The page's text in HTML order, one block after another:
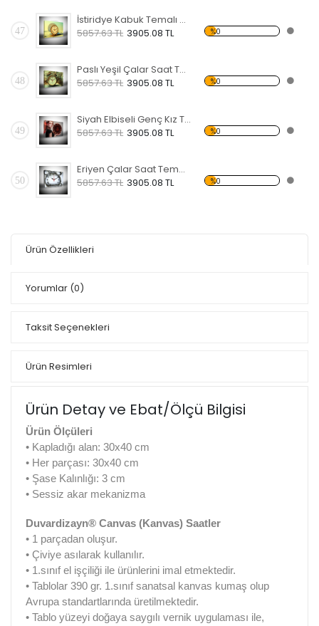
47
İstiridye Kabuk Temalı Kanvas Saat
5857.63 TL 3905.08 TL %0
48
Paslı Yeşil Çalar Saat Temalı Kanvas Saat
5857.63 TL 3905.08 TL %0
49
Siyah Elbiseli Genç Kız Temalı Kanvas Saat
5857.63 TL 3905.08 TL %0
50
Eriyen Çalar Saat Temalı Kanvas Saat
5857.63 TL 3905.08 TL %0
Ürün Özellikleri
Yorumlar (0)
Taksit Seçenekleri
Ürün Resimleri
Ürün Detay ve Ebat/Ölçü Bilgisi
Ürün Ölçüleri
• Kapladığı alan: 30x40 cm
• Her parçası: 30x40 cm
• Şase Kalınlığı: 3 cm
• Sessiz akar mekanizma
Duvardizayn® Canvas (Kanvas) Saatler
• 1 parçadan oluşur.
• Çiviye asılarak kullanılır.
• 1.sınıf el işçiliği ile ürünlerini imal etmektedir.
• Tablolar 390 gr. 1.sınıf sanatsal kanvas kumaş olup
Avrupa standartlarında üretilmektedir.
• Tablo yüzeyi doğaya saygılı vernik uygulaması ile,